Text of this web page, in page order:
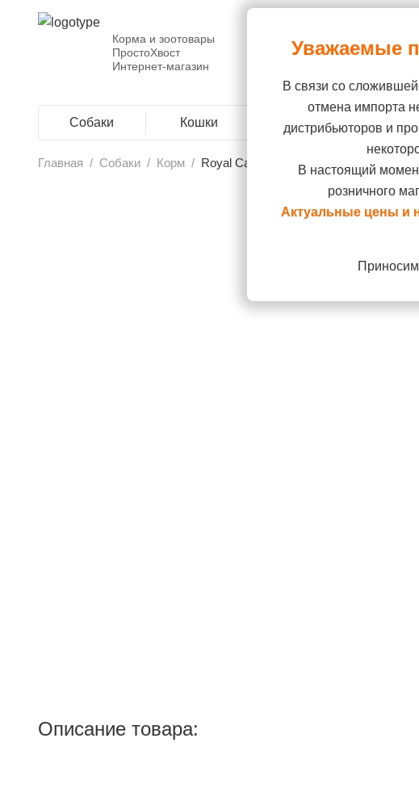
Корма и зоотовары
ПростоХвост
Интернет-магазин
Собаки Кошки Грызуны
Главная / Собаки / Корм / Royal Canin Gastro Intestinal Puppy...
Описание товара:
Уважаемые
В связи со
отмена импорта
дистрибьюторов и
В настоящий
розничного
Актуальные цены и